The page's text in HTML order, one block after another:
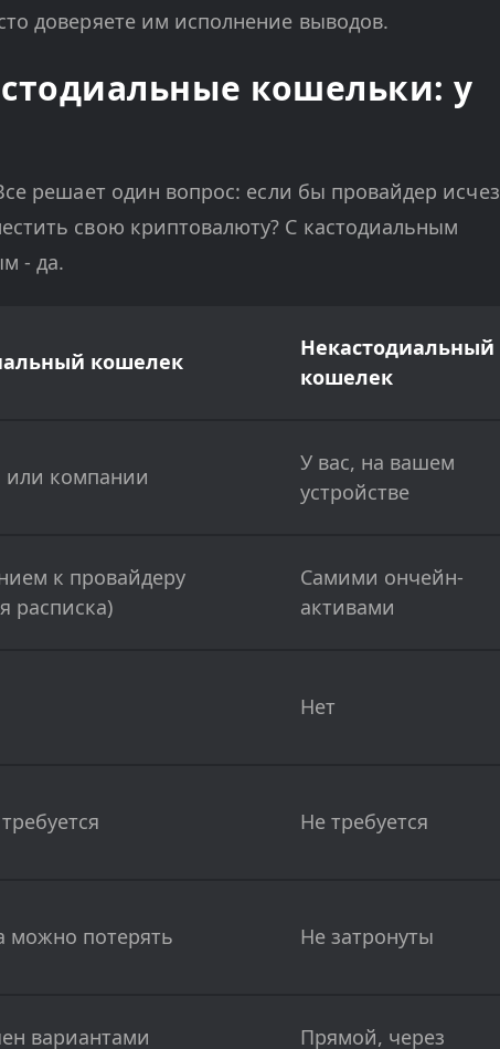
доверяете им исполнение выводов.
кошельки: у
решает один вопрос: если бы провайдер исчез
свою криптовалюту? С кастодиальным
- да.
кошелек
Некастодиальный
кошелек
компании
У вас, на вашем
устройстве
к провайдеру
расписка)
Самими ончейн-
активами
Нет
Не требуется
можно потерять Не затронуты
вариантами
Прямой, через